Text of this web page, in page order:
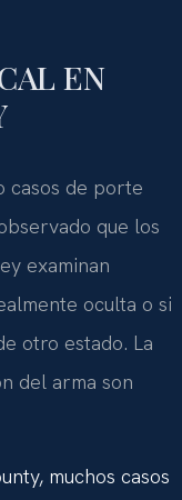
EN
casos de porte
que los
examinan
oculta o si
otro estado. La
del arma son
muchos casos